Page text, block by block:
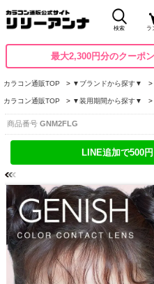
検索 ラ
最大2,300円分のクーポ
カラコン通販TOP ▼ブランドから探す▼
カラコン通販TOP ▼装用期間から探す▼
商品番号 GNM2FLG
LINE追加で500